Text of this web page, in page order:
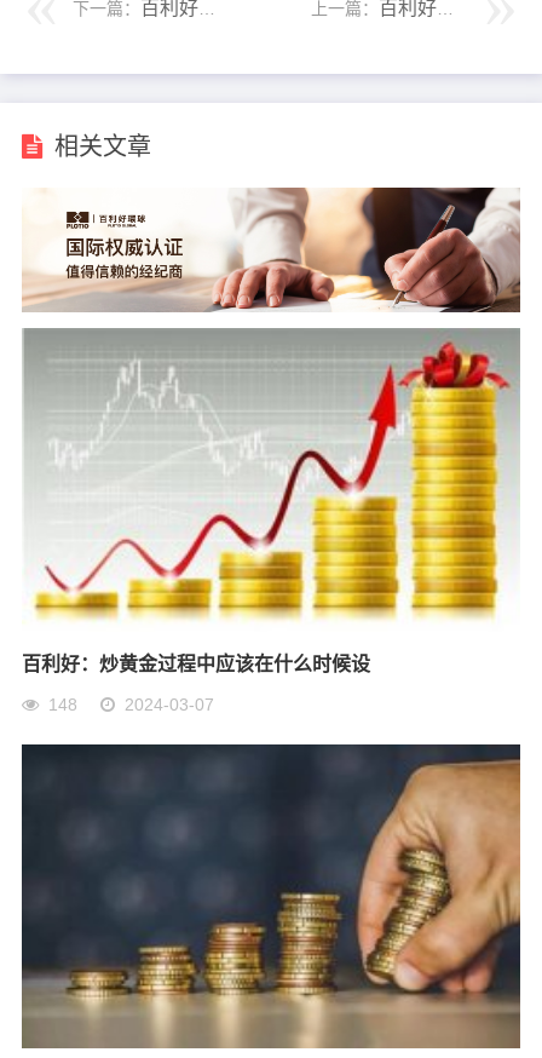
下一篇： 百利好：伦敦银杠杆比例是多少，具体怎么算？ 上一篇： 百利好：伦敦银投资好开户吗？
相关文章
百利好：炒黄金过程中应该在什么时候设
148 2024-03-07